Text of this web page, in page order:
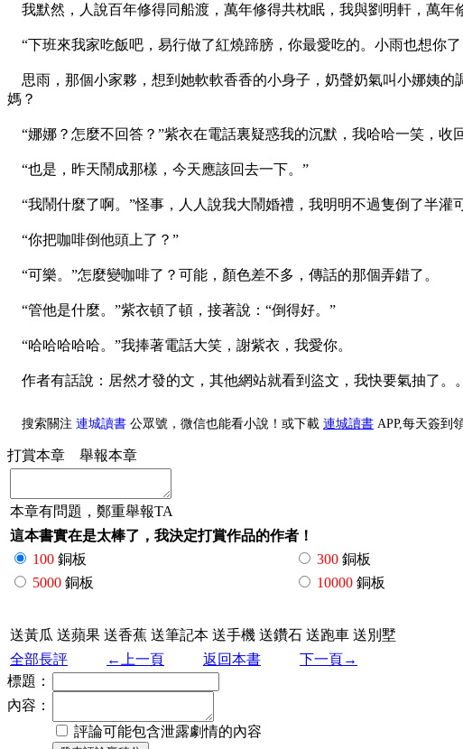
我默然，人說百年修得同船渡，萬年修得共枕眠，我與劉明軒，萬年
“下班來我家吃飯吧，易行做了紅燒蹄膀，你最愛吃的。小雨也想你
思雨，那個小家夥，想到她軟軟香香的小身子，奶聲奶氣叫小娜姨
媽？
“娜娜？怎麼不回答？”紫衣在電話裏疑惑我的沉默，我哈哈一笑，收
“也是，昨天鬧成那樣，今天應該回去一下。”
“我鬧什麼了啊。”怪事，人人說我大鬧婚禮，我明明不過隻倒了半灌
“你把咖啡倒他頭上了？”
“可樂。”怎麼變咖啡了？可能，顏色差不多，傳話的那個弄錯了。
“管他是什麼。”紫衣頓了頓，接著說：“倒得好。”
“哈哈哈哈哈。”我捧著電話大笑，謝紫衣，我愛你。
作者有話說：居然才發的文，其他網站就看到盜文，我快要氣抽了。
搜索關注 連城讀書 公眾號，微信也能看小說！或下載 連城讀書 APP,每天簽到
打賞本章 舉報本章
本章有問題，鄭重舉報TA
這本書實在是太棒了，我決定打賞作品的作者！
100 銅板 300 銅板
5000 銅板 10000 銅板
送黃瓜 送蘋果 送香蕉 送筆記本 送手機 送鑽石 送跑車 送別墅
全部長評
←上一頁 返回本書
下一頁→
標題：
內容：
評論可能包含泄露劇情的內容